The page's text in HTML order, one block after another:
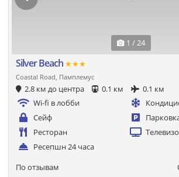
1 / 24
Silver Beach ★★★
Coastal Road, Памплемус
2.8 км до центра 0.1 км
0.1 км
Wi-fi в лобби
Сейф
Ресторан
Ресепшн 24 часа
По отзывам